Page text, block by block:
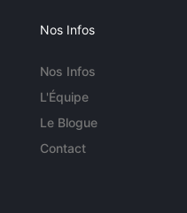
Nos Infos
Nos Infos
L'Équipe
Le Blogue
Contact